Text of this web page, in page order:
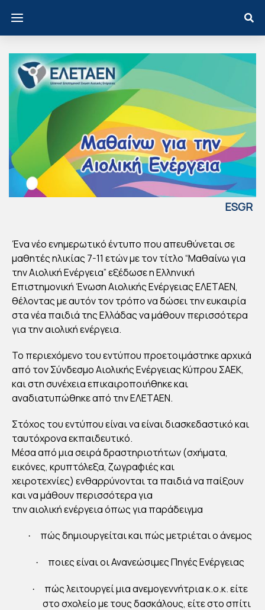
ESGR
ΕΛΕ
ΤΑ
ΝΕ
Α
ΕΚ
ΣΗ
ΓΙΑ
ΤΕ
ΑΙΝ
ΤΗ
ΑΙΟ
ΛΙΚ
Η
Ένα νέο ενημερωτικό έντυπο που απευθύνεται σε
μαθητές ηλικίας 7-11 ετών με τον τίτλο “Μαθαίνω για
την Αιολική Ενέργεια” εξέδωσε η Ελληνική
Επιστημονική Ένωση Αιολικής Ενέργειας ΕΛΕΤΑΕΝ,
θέλοντας με αυτόν τον τρόπο να δώσει την ευκαιρία
στα νέα παιδιά της Ελλάδας να μάθουν περισσότερα
για την αιολική ενέργεια.
Το περιεχόμενο του εντύπου προετοιμάστηκε αρχικά
από τον Σύνδεσμο Αιολικής Ενέργειας Κύπρου ΣΑΕΚ,
και στη συνέχεια επικαιροποιήθηκε και
αναδιατυπώθηκε από την ΕΛΕΤΑΕΝ.
Στόχος του εντύπου είναι να είναι διασκεδαστικό και
ταυτόχρονα εκπαιδευτικό.
Μέσα από μια σειρά δραστηριοτήτων (σχήματα,
εικόνες, κρυπτόλεξα, ζωγραφιές και
χειροτεχνίες) ενθαρρύνονται τα παιδιά να παίξουν
και να μάθουν περισσότερα για
την αιολική ενέργεια όπως για παράδειγμα
· πώς δημιουργείται και πώς μετριέται ο άνεμος
· ποιες είναι οι Ανανεώσιμες Πηγές Ενέργειας
·
πώς λειτουργεί μια ανεμογεννήτρια κ.ο.κ. είτε
στο σχολείο με τους δασκάλους, είτε στο σπίτι